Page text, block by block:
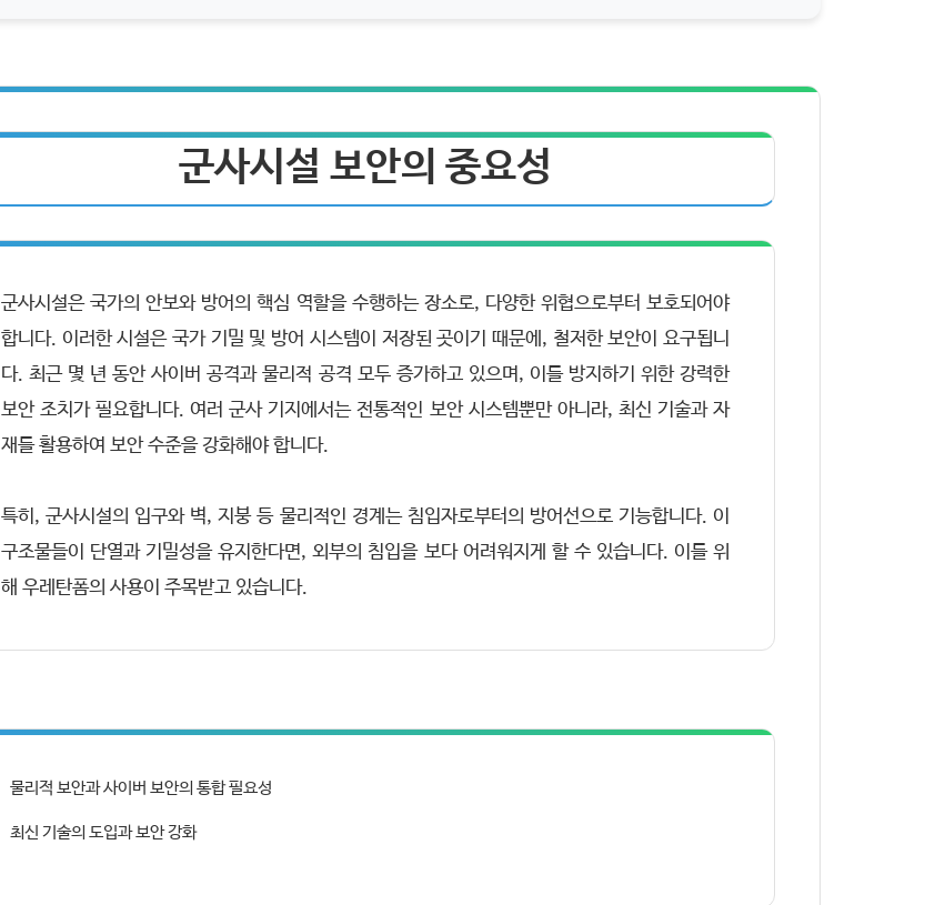
군사시설 보안의 중요성
군사시설은 국가의 안보와 방어의 핵심 역할을 수행하는 장소로, 다양한 위협으로부터 보호되어야
합니다. 이러한 시설은 국가 기밀 및 방어 시스템이 저장된 곳이기 때문에, 철저한 보안이 요구됩니
다. 최근 몇 년 동안 사이버 공격과 물리적 공격 모두 증가하고 있으며, 이를 방지하기 위한 강력한
보안 조치가 필요합니다. 여러 군사 기지에서는 전통적인 보안 시스템뿐만 아니라, 최신 기술과 자
재를 활용하여 보안 수준을 강화해야 합니다.
특히, 군사시설의 입구와 벽, 지붕 등 물리적인 경계는 침입자로부터의 방어선으로 기능합니다. 이
구조물들이 단열과 기밀성을 유지한다면, 외부의 침입을 보다 어려워지게 할 수 있습니다. 이를 위
해 우레탄폼의 사용이 주목받고 있습니다.
물리적 보안과 사이버 보안의 통합 필요성
최신 기술의 도입과 보안 강화